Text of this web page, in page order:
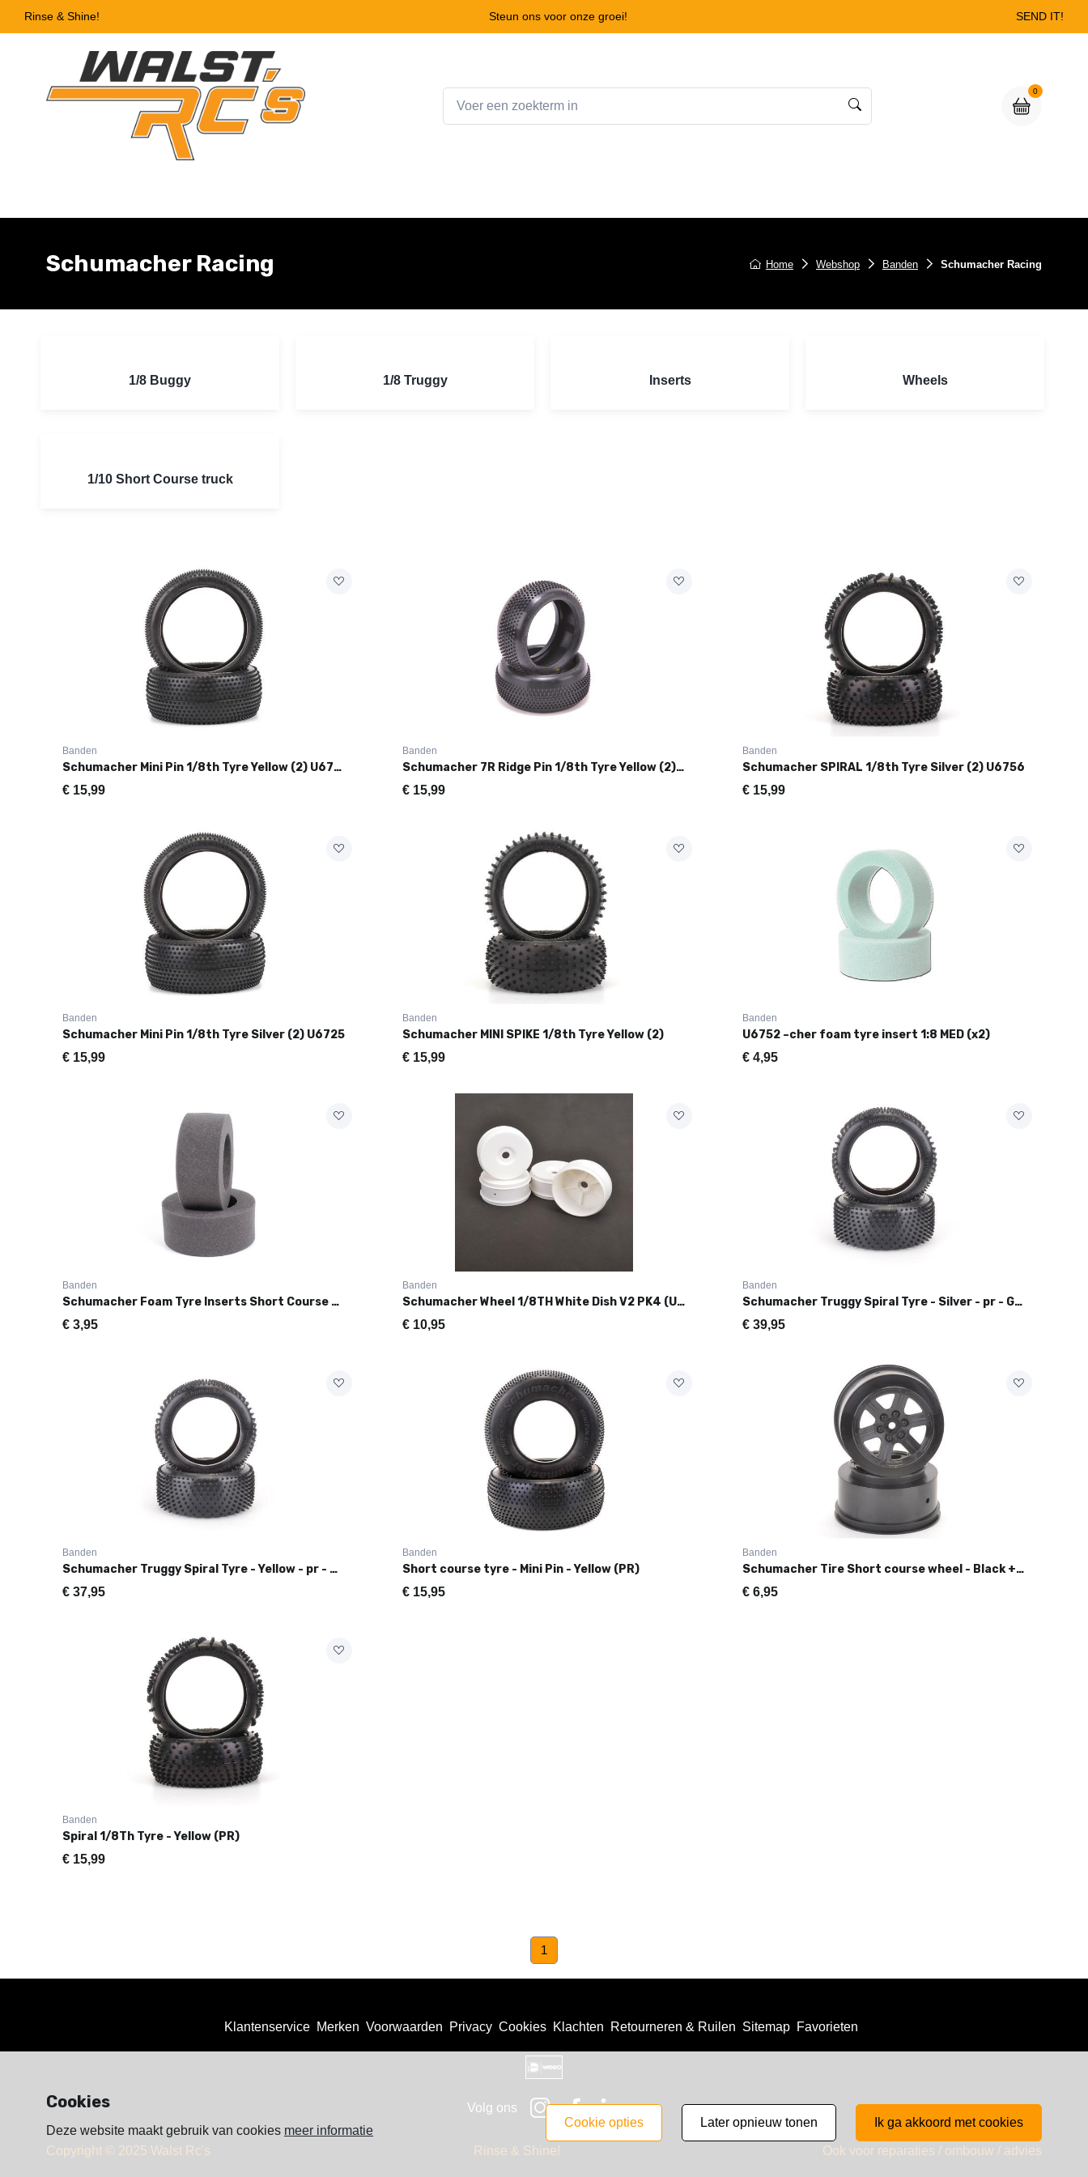
Rinse & Shine! Steun ons voor onze groei! SEND IT!
0
Home Webshop Banden Schumacher Racing
Schumacher Racing
1/8 Buggy 1/8 Truggy Inserts Wheels
1/10 Short Course truck
Banden
Schumacher Mini Pin 1/8th Tyre Yellow (2) U6723
€ 15,99
Banden
Schumacher 7R Ridge Pin 1/8th Tyre Yellow (2) U6899
€ 15,99
Banden
Schumacher SPIRAL 1/8th Tyre Silver (2) U6756
€ 15,99
Banden
Schumacher Mini Pin 1/8th Tyre Silver (2) U6725
€ 15,99
Banden
Schumacher MINI SPIKE 1/8th Tyre Yellow (2)
€ 15,99
Banden
U6752 –cher foam tyre insert 1:8 MED (x2)
€ 4,95
Banden
Schumacher Foam Tyre Inserts Short Course Hard (2) U6772
€ 3,95
Banden
Schumacher Wheel 1/8TH White Dish V2 PK4 (U3114)
€ 10,95
Banden
Schumacher Truggy Spiral Tyre - Silver - pr - G405
€ 39,95
Banden
Schumacher Truggy Spiral Tyre - Yellow - pr - G404
€ 37,95
Banden
Short course tyre - Mini Pin - Yellow (PR)
€ 15,95
Banden
Schumacher Tire Short course wheel - Black +3 Offset Pr
€ 6,95
Banden
Spiral 1/8Th Tyre - Yellow (PR)
€ 15,99
1
Klantenservice Merken Voorwaarden Privacy Cookies Klachten Retourneren & Ruilen Sitemap Favorieten
Volg ons
Copyright © 2025 Walst Rc's Rinse & Shine! Ook voor reparaties / ombouw / advies
Cookies
Deze website maakt gebruik van cookies meer informatie
ik ga akkoord met cookies
later opnieuw tonen
cookie opties